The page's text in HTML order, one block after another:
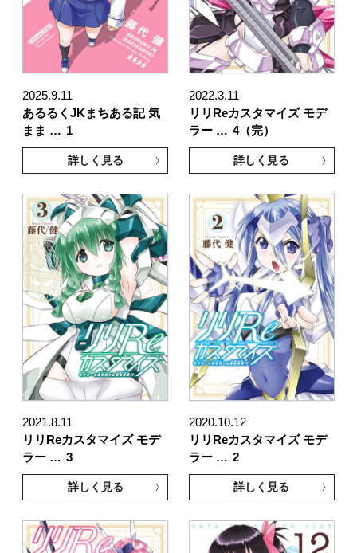
2025.9.11
あるるくJKまちある記 気
まま … 1
詳しく見る
2022.3.11
リリReカスタマイズ モデ
ラー … 4（完）
詳しく見る
2021.8.11
リリReカスタマイズ モデ
ラー … 3
詳しく見る
2020.10.12
リリReカスタマイズ モデ
ラー … 2
詳しく見る